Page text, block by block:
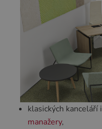
klasických kanceláří i
manažery,